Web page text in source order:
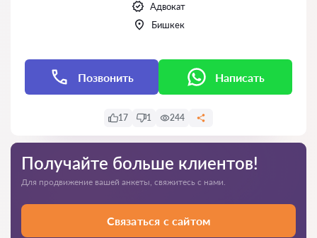
Адвокат
Бишкек
Позвонить Написать
17 1 244
Получайте больше клиентов!
Для продвижение вашей анкеты, свяжитесь с нами.
Связаться с сайтом